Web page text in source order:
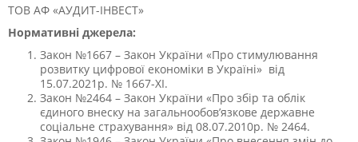
ТОВ АФ «АУДИТ-ІНВЕСТ»
Нормативні джерела:
Закон №1667 – Закон України «Про стимулювання
розвитку цифрової економіки в Україні» від
15.07.2021р. № 1667-ХІ.
Закон №2464 – Закон України «Про збір та облік
єдиного внеску на загальнообов’язкове державне
соціальне страхування» від 08.07.2010р. № 2464.